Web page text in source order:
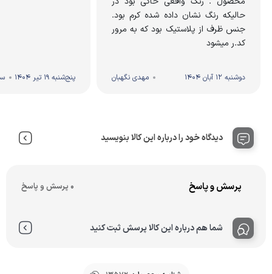
حالیکه رنگ نشان داده شده کرم بود.
جنس ظرف از پلاستیک بود که به مرور
کد.ر میشود
دوشنبه 12 آبان 1404 مهدی نگهبان پنج‌شنبه 19 تیر 1404
دیدگاه خود را درباره این کالا بنویسید
پرسش و پاسخ 0 پرسش و پاسخ
شما هم درباره این کالا پرسش ثبت کنید